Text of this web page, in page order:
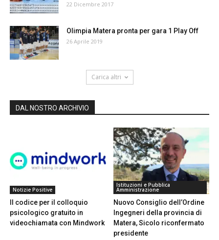
22 Dicembre 2017
Olimpia Matera pronta per gara 1 Play Off
26 Aprile 2019
Carica altri
DAL NOSTRO ARCHIVIO
Notizie Positive
Il codice per il colloquio
psicologico gratuito in
videochiamata con Mindwork
Istituzioni e Pubblica
Amministrazione
Nuovo Consiglio dell’Ordine
Ingegneri della provincia di
Matera, Sicolo riconfermato
presidente